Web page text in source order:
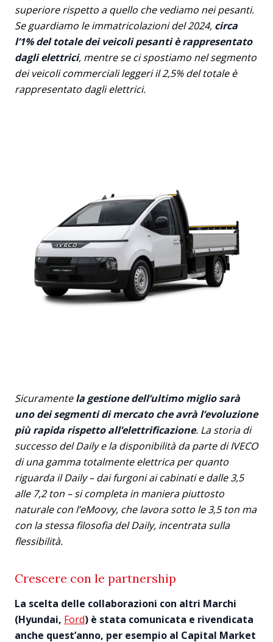
superiore rispetto a quello che vediamo nei pesanti.
Se guardiamo le immatricolazioni del 2024, circa
l’1% del totale dei veicoli pesanti è rappresentato
dagli elettrici, mentre se ci spostiamo nel segmento
dei veicoli commerciali leggeri il 2,5% del totale è
rappresentato dagli elettrici.
Sicuramentela gestione dell’ultimo miglio sarà
uno dei segmenti di mercato che avrà l’evoluzione
più rapida rispetto all’elettrificazione. La storia di
successo del Daily e la disponibilità da parte di IVECO
di una gamma totalmente elettrica per quanto
riguarda il Daily – dai furgoni ai cabinati e dalle 3,5
alle 7,2 ton – si completa in maniera piuttosto
naturale con l’eMoovy, che lavora sotto le 3,5 ton ma
con la stessa filosofia del Daily, incentrata sulla
flessibilità.
Crescere con le partnership
La scelta delle collaborazioni con altri Marchi
(Hyundai, Ford) è stata comunicata e rivendicata
anche quest’anno, per esempio al Capital Market